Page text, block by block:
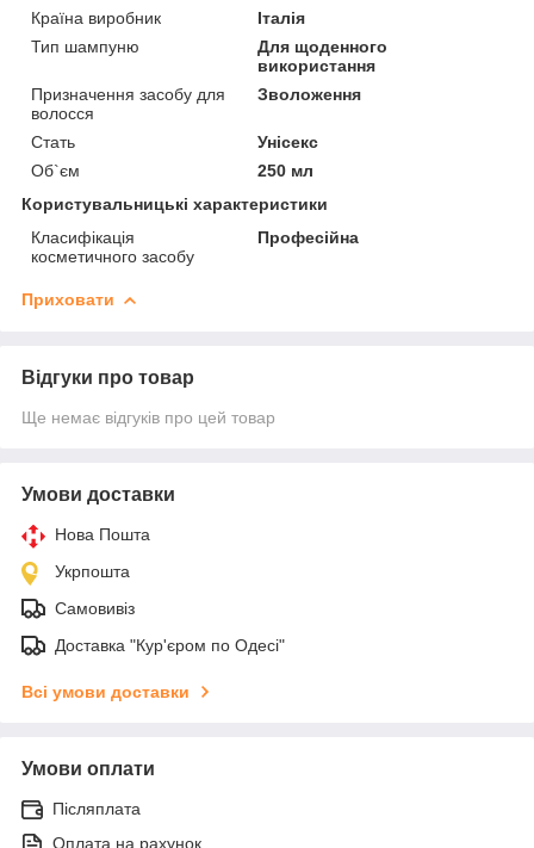
Країна виробник
Італія
Тип шампуню
Для щоденного
використання
Призначення засобу для
волосся
Зволоження
Стать
Унісекс
Об`єм
250 мл
Користувальницькі характеристики
Класифікація
косметичного засобу
Професійна
Приховати
Відгуки про товар
Ще немає відгуків про цей товар
Умови доставки
Нова Пошта
Укрпошта
Самовивіз
Доставка "Кур'єром по Одесі"
Всі умови доставки
Умови оплати
Післяплата
Оплата на рахунок